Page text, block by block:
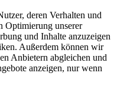
deren Verhalten und
Optimierung unserer
und Inhalte anzuzeigen
Außerdem können wir
Anbietern abgleichen und
anzeigen, nur wenn